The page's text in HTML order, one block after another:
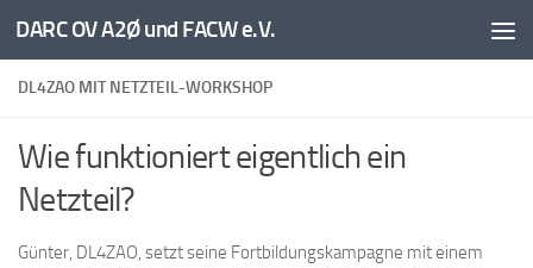
Unter dem Inhalt
DARC OV A2Ø und FACW e.V.
DL4ZAO MIT NETZTEIL-WORKSHOP
Wie funktioniert eigentlich ein
Netzteil?
Günter, DL4ZAO, setzt seine Fortbildungskampagne mit einem